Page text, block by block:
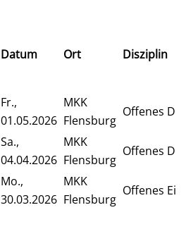
Datum Ort Disziplin
Fr.,
01.05.2026
MKK
Flensburg
Offenes
Sa.,
04.04.2026
MKK
Flensburg
Offenes
Mo.,
30.03.2026
MKK
Flensburg
Offenes